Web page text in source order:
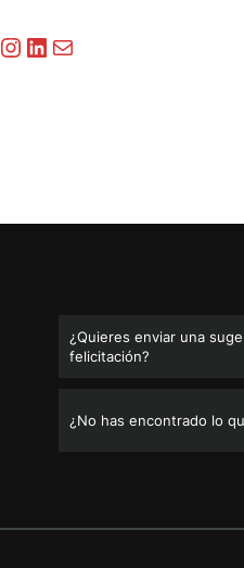
Instagram
LinkedIn
Correo electrónico
¿Quieres enviar una
felicitación?
¿No has encontrado lo